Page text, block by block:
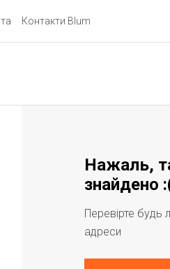
Контакти Blum
Нажаль,
знайдено
Перевірте будь
адреси